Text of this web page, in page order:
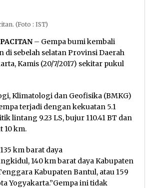
(Foto : IST)
– Gempa bumi kembali
di sebelah selatan Provinsi Daerah
Kamis (20/7/2017) sekitar pukul
Klimatologi dan Geofisika (BMKG)
terjadi dengan kekuatan 5.1
lintang 9.23 LS, bujur 110.41 BT dan
10 km.
km barat daya
140 km barat daya Kabupaten
Kabupaten Bantul, atau 159
Yogyakarta.”Gempa ini tidak